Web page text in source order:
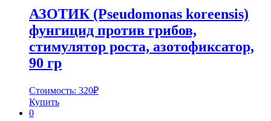
АЗОТИК (Pseudomonas koreensis)
фунгицид против грибов,
стимулятор роста, азотофиксатор,
90 гр
Стоимость: 320₽
Купить
0